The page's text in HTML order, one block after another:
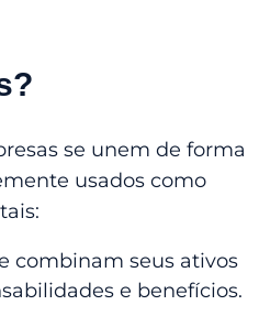
se unem de forma
usados como
combinam seus ativos
e benefícios.